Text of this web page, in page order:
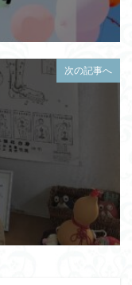
次の記事へ